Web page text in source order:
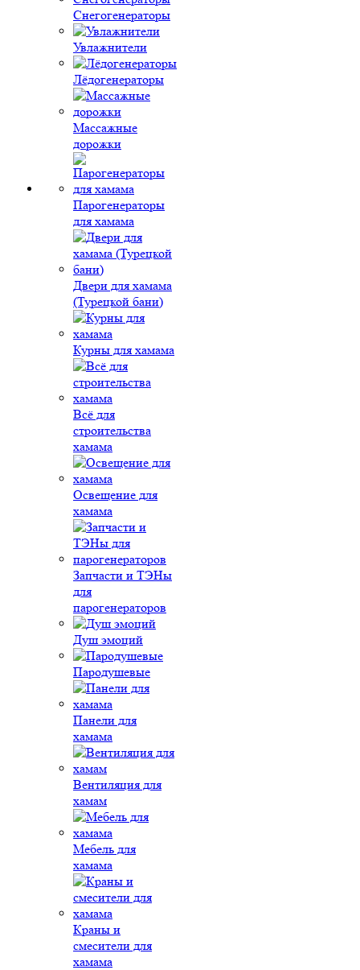
Снегогенераторы
Увлажнители
Лёдогенераторы
Массажные
дорожки
Парогенераторы
для хамама
Двери для хамама
(Турецкой бани)
Курны для хамама
Всё для
строительства
хамама
Освещение для
хамама
Запчасти и ТЭНы
для
парогенераторов
Душ эмоций
Пародушевые
Панели для
хамама
Вентиляция для
хамам
Мебель для
хамама
Краны и
смесители для
хамама